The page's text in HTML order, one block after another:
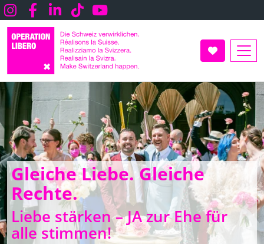
Direkt
zum
Inhalt
Instagram
FacebookLInkedin
TikTokYoutube
Gleiche Liebe. Gleiche
Rechte.
Liebe stärken – JA zur Ehe für
alle stimmen!